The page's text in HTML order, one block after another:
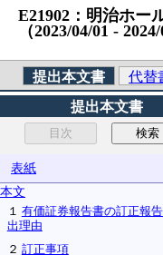
E21902：明治ホー
（2023/04/01 ‐ 2024/
提出本文書 代替
提出本文書